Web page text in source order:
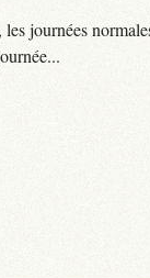
journées